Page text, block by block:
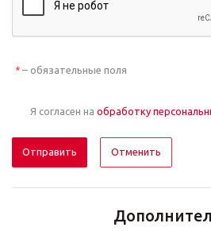
* – обязательные поля
Я согласен на обработку
Отменить